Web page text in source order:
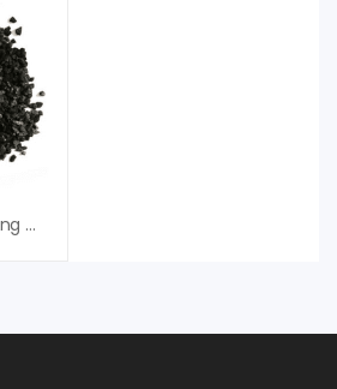
Than Hoạt Tính Dạng Hạt Ac(G) – An Vi Group Cung Cấp